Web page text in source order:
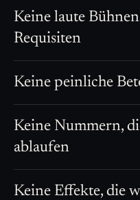
Keine laute
Requisiten
Keine peinliche
Keine Nummern,
ablaufen
Keine Effekte, die